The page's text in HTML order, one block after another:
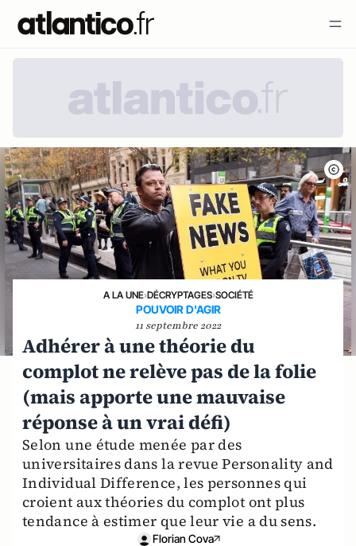
A LA UNE›DÉCRYPTAGES›SOCIÉTÉ
POUVOIR D'AGIR
11 septembre 2022
Adhérer à une théorie du
complot ne relève pas de la folie
(mais apporte une mauvaise
réponse à un vrai défi)
Selon une étude menée par des
universitaires dans la revue Personality and
Individual Difference, les personnes qui
croient aux théories du complot ont plus
tendance à estimer que leur vie a du sens.
Florian Cova